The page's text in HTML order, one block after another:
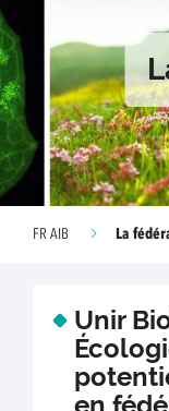
FR AIB La
Unir